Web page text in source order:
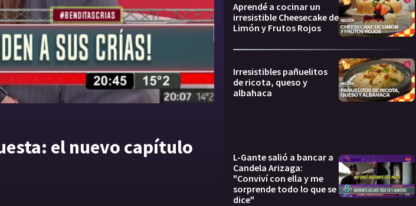
el nuevo capítulo
Aprendé a cocinar un
irresistible Cheesecake de
Limón y Frutos Rojos
Irresistibles pañuelitos
de ricota, queso y
albahaca
L-Gante salió a bancar a
Candela Arizaga:
"Conviví con ella y me
sorprende todo lo que se
dice"